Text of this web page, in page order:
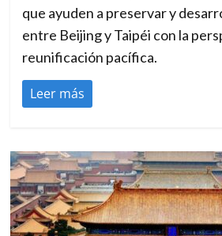
que ayuden a preservar y
entre Beijing y Taipéi con la
reunificación pacífica.
Leer más